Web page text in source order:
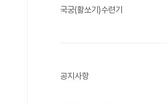
국궁(활쏘기)수련기
공지사항